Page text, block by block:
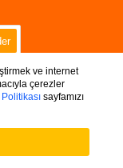
ve internet
çerezler
sayfamızı